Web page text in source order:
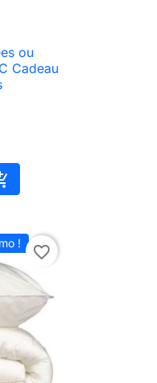
ou
Cadeau
au panier
! favorite_border